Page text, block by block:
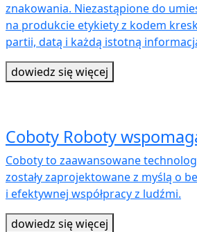
znakowania. Niezastąpione do
na produkcie etykiety z kodem
partii, datą i każdą istotną
dowiedz się więcej
Coboty Roboty
Coboty to zaawansowane
zostały zaprojektowane z myślą o
i efektywnej współpracy z ludźmi.
dowiedz się więcej